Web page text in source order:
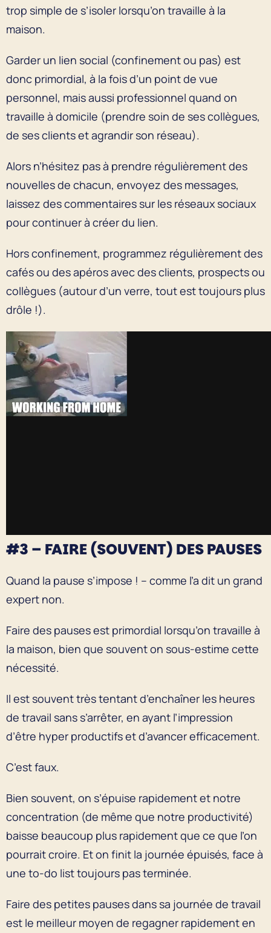
trop simple de s’isoler lorsqu’on travaille à la
maison.
Garder un lien social (confinement ou pas) est
donc primordial, à la fois d’un point de vue
personnel, mais aussi professionnel quand on
travaille à domicile (prendre soin de ses collègues,
de ses clients et agrandir son réseau).
Alors n’hésitez pas à prendre régulièrement des
nouvelles de chacun, envoyez des messages,
laissez des commentaires sur les réseaux sociaux
pour continuer à créer du lien.
Hors confinement, programmez régulièrement des
cafés ou des apéros avec des clients, prospects ou
collègues (autour d’un verre, tout est toujours plus
drôle !).
#3 – FAIRE (SOUVENT) DES PAUSES
Quand la pause s’impose ! – comme l’a dit un grand
expert non.
Faire des pauses est primordial lorsqu’on travaille à
la maison, bien que souvent on sous-estime cette
nécessité.
Il est souvent très tentant d’enchaîner les heures
de travail sans s’arrêter, en ayant l’impression
d’être hyper productifs et d’avancer efficacement.
C’est faux.
Bien souvent, on s’épuise rapidement et notre
concentration (de même que notre productivité)
baisse beaucoup plus rapidement que ce que l’on
pourrait croire. Et on finit la journée épuisés, face à
une to-do list toujours pas terminée.
Faire des petites pauses dans sa journée de travail
est le meilleur moyen de regagner rapidement en